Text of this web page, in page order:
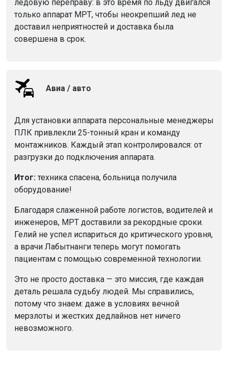
ледовую переправу: в это время по льду двигался
только аппарат МРТ, чтобы неокрепший лед не
доставил неприятностей и доставка была
совершена в срок.
Авиа / авто
Для установки аппарата персональные менеджеры
ПЛК привлекли 25-тонный кран и команду
монтажников. Каждый этап контролировался: от
разгрузки до подключения аппарата.
Итог: техника спасена, больница получила
оборудование!
Благодаря слаженной работе логистов, водителей и
инженеров, МРТ доставили за рекордные сроки.
Гелий не успел испариться до критического уровня,
а врачи Лабытнанги теперь могут помогать
пациентам с помощью современной технологии.
Это не просто доставка — это миссия, где каждая
деталь решала судьбу людей. Мы справились,
потому что знаем: даже в условиях вечной
мерзлоты и жестких дедлайнов нет ничего
невозможного.